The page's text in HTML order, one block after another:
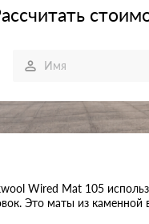
Wired Mat 105
Это маты из каменной